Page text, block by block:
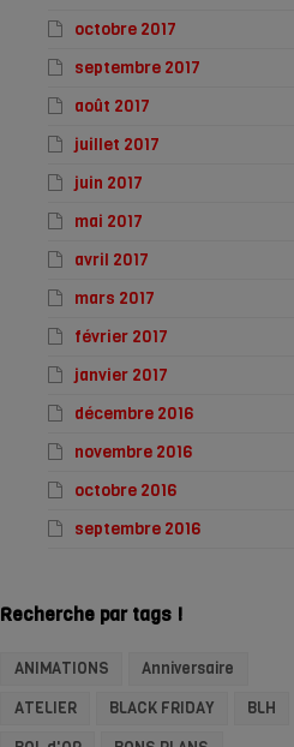
octobre 2017
septembre 2017
août 2017
juillet 2017
juin 2017
mai 2017
avril 2017
mars 2017
février 2017
janvier 2017
décembre 2016
novembre 2016
octobre 2016
septembre 2016
Recherche par tags !
ANIMATIONS
Anniversaire
ATELIER
BLACK FRIDAY
BLH